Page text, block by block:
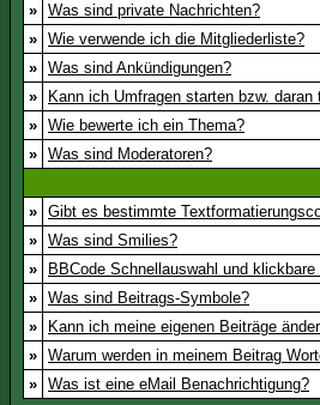
» Was sind private Nachrichten?
» Wie verwende ich die Mitgliederliste?
» Was sind Ankündigungen?
»
Kann ich Umfragen starten bzw. daran
» Wie bewerte ich ein Thema?
» Was sind Moderatoren?
» Gibt es bestimmte
» Was sind Smilies?
»
BBCode Schnellauswahl und klickbare
» Was sind Beitrags-Symbole?
»
Kann ich meine eigenen Beiträge
» Warum werden in meinem Beitrag
» Was ist eine eMail Benachrichtigung?